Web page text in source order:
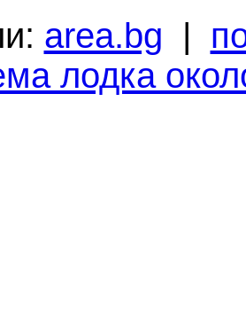
area.bg |
лодка